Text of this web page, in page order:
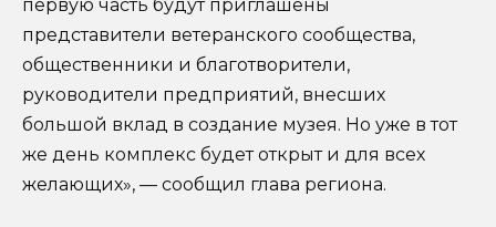
первую часть будут приглашены
представители ветеранского сообщества,
общественники и благотворители,
руководители предприятий, внесших
большой вклад в создание музея. Но уже в тот
же день комплекс будет открыт и для всех
желающих», — сообщил глава региона.